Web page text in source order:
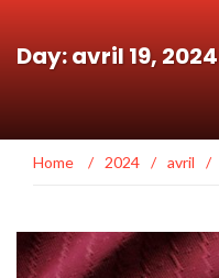
Day: avril 19, 2024
Home / 2024 / avril /